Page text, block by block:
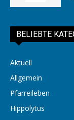
BELIEBTE
Aktuell
Allgemein
Pfarreileben
Hippolytus